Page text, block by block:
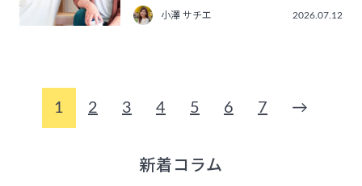
小澤 サチエ 2026.07.12
1 2 3 4 5 6 7 →
新着コラム